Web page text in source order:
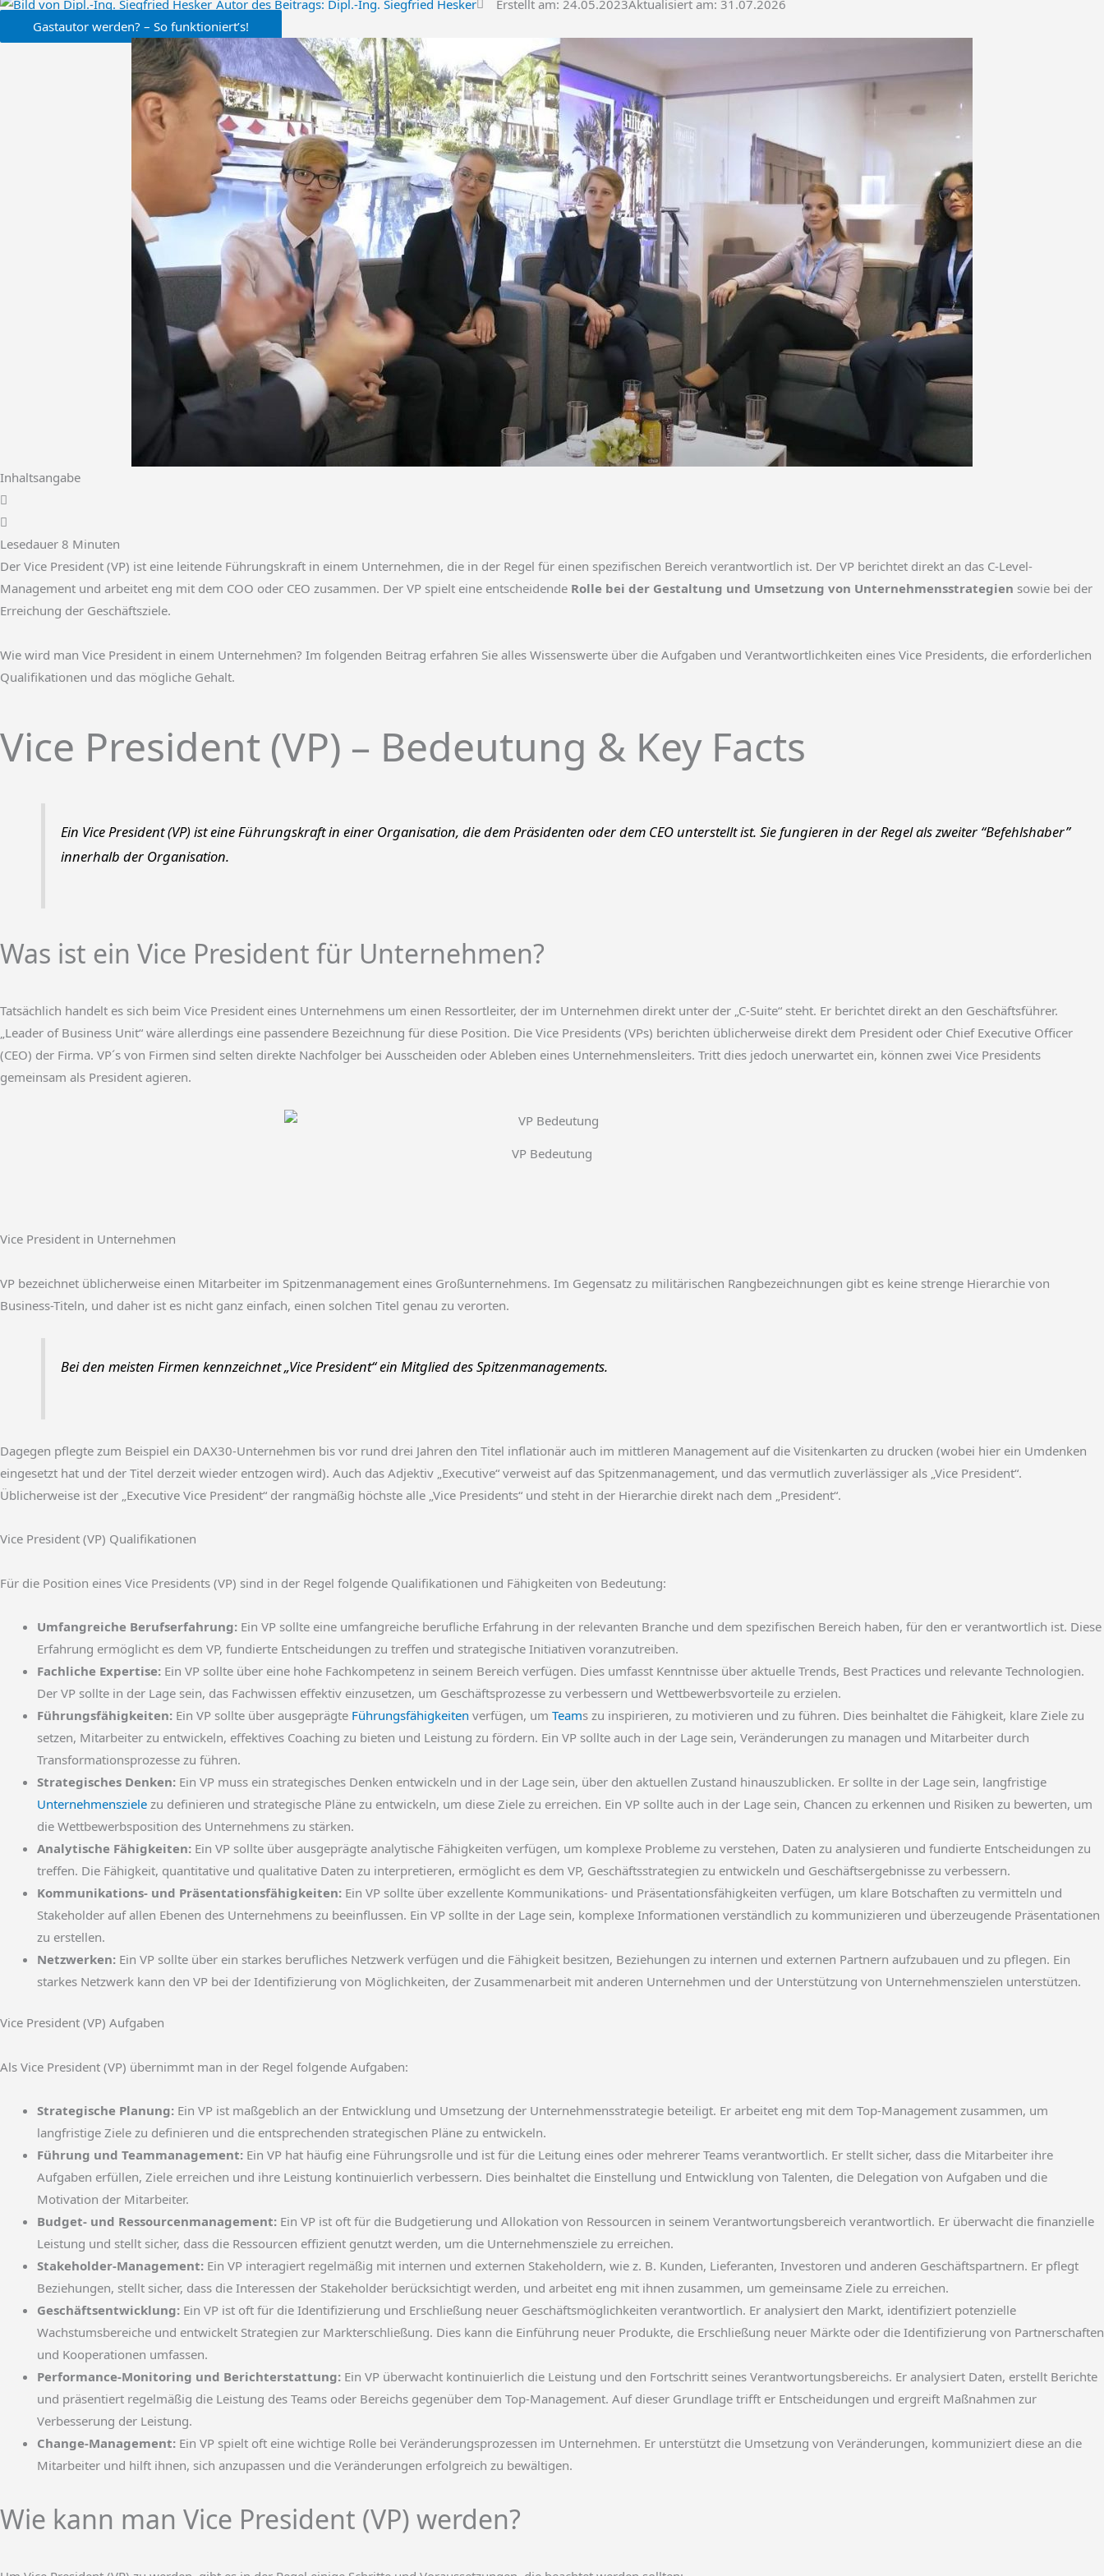
Autor des Beitrags: Dipl.-Ing. Siegfried Hesker Erstellt am: 24.05.2023Aktualisiert am: 31.07.2026
Gastautor werden? – So funktioniert’s!
Inhaltsangabe
Lesedauer 8 Minuten
Der Vice President (VP) ist eine leitende Führungskraft in einem Unternehmen, die in der Regel für einen spezifischen Bereich verantwortlich ist. Der VP berichtet direkt an das C-Level-
Management und arbeitet eng mit dem COO oder CEO zusammen. Der VP spielt eine entscheidende Rolle bei der Gestaltung und Umsetzung von Unternehmensstrategien sowie bei der
Erreichung der Geschäftsziele.
Wie wird man Vice President in einem Unternehmen? Im folgenden Beitrag erfahren Sie alles Wissenswerte über die Aufgaben und Verantwortlichkeiten eines Vice Presidents, die erforderlichen
Qualifikationen und das mögliche Gehalt.
Vice President (VP) – Bedeutung & Key Facts
Ein Vice President (VP) ist eine Führungskraft in einer Organisation, die dem Präsidenten oder dem CEO unterstellt ist. Sie fungieren in der Regel als zweiter “Befehlshaber”
innerhalb der Organisation.
Was ist ein Vice President für Unternehmen?
Tatsächlich handelt es sich beim Vice President eines Unternehmens um einen Ressortleiter, der im Unternehmen direkt unter der „C-Suite“ steht. Er berichtet direkt an den Geschäftsführer.
„Leader of Business Unit“ wäre allerdings eine passendere Bezeichnung für diese Position. Die Vice Presidents (VPs) berichten üblicherweise direkt dem President oder Chief Executive Officer
(CEO) der Firma. VP´s von Firmen sind selten direkte Nachfolger bei Ausscheiden oder Ableben eines Unternehmensleiters. Tritt dies jedoch unerwartet ein, können zwei Vice Presidents
gemeinsam als President agieren.
VP Bedeutung
Vice President in Unternehmen
VP bezeichnet üblicherweise einen Mitarbeiter im Spitzenmanagement eines Großunternehmens. Im Gegensatz zu militärischen Rangbezeichnungen gibt es keine strenge Hierarchie von
Business-Titeln, und daher ist es nicht ganz einfach, einen solchen Titel genau zu verorten.
Bei den meisten Firmen kennzeichnet „Vice President“ ein Mitglied des Spitzenmanagements.
Dagegen pflegte zum Beispiel ein DAX30-Unternehmen bis vor rund drei Jahren den Titel inflationär auch im mittleren Management auf die Visitenkarten zu drucken (wobei hier ein Umdenken
eingesetzt hat und der Titel derzeit wieder entzogen wird). Auch das Adjektiv „Executive“ verweist auf das Spitzenmanagement, und das vermutlich zuverlässiger als „Vice President“.
Üblicherweise ist der „Executive Vice President“ der rangmäßig höchste alle „Vice Presidents“ und steht in der Hierarchie direkt nach dem „President“.
Vice President (VP) Qualifikationen
Für die Position eines Vice Presidents (VP) sind in der Regel folgende Qualifikationen und Fähigkeiten von Bedeutung:
Umfangreiche Berufserfahrung: Ein VP sollte eine umfangreiche berufliche Erfahrung in der relevanten Branche und dem spezifischen Bereich haben, für den er verantwortlich ist. Diese
Erfahrung ermöglicht es dem VP, fundierte Entscheidungen zu treffen und strategische Initiativen voranzutreiben.
Fachliche Expertise: Ein VP sollte über eine hohe Fachkompetenz in seinem Bereich verfügen. Dies umfasst Kenntnisse über aktuelle Trends, Best Practices und relevante Technologien.
Der VP sollte in der Lage sein, das Fachwissen effektiv einzusetzen, um Geschäftsprozesse zu verbessern und Wettbewerbsvorteile zu erzielen.
Führungsfähigkeiten: Ein VP sollte über ausgeprägte Führungsfähigkeiten verfügen, um Teams zu inspirieren, zu motivieren und zu führen. Dies beinhaltet die Fähigkeit, klare Ziele zu
setzen, Mitarbeiter zu entwickeln, effektives Coaching zu bieten und Leistung zu fördern. Ein VP sollte auch in der Lage sein, Veränderungen zu managen und Mitarbeiter durch
Transformationsprozesse zu führen.
Strategisches Denken: Ein VP muss ein strategisches Denken entwickeln und in der Lage sein, über den aktuellen Zustand hinauszublicken. Er sollte in der Lage sein, langfristige
Unternehmensziele zu definieren und strategische Pläne zu entwickeln, um diese Ziele zu erreichen. Ein VP sollte auch in der Lage sein, Chancen zu erkennen und Risiken zu bewerten, um
die Wettbewerbsposition des Unternehmens zu stärken.
Analytische Fähigkeiten: Ein VP sollte über ausgeprägte analytische Fähigkeiten verfügen, um komplexe Probleme zu verstehen, Daten zu analysieren und fundierte Entscheidungen zu
treffen. Die Fähigkeit, quantitative und qualitative Daten zu interpretieren, ermöglicht es dem VP, Geschäftsstrategien zu entwickeln und Geschäftsergebnisse zu verbessern.
Kommunikations- und Präsentationsfähigkeiten: Ein VP sollte über exzellente Kommunikations- und Präsentationsfähigkeiten verfügen, um klare Botschaften zu vermitteln und
Stakeholder auf allen Ebenen des Unternehmens zu beeinflussen. Ein VP sollte in der Lage sein, komplexe Informationen verständlich zu kommunizieren und überzeugende Präsentationen
zu erstellen.
Netzwerken: Ein VP sollte über ein starkes berufliches Netzwerk verfügen und die Fähigkeit besitzen, Beziehungen zu internen und externen Partnern aufzubauen und zu pflegen. Ein
starkes Netzwerk kann den VP bei der Identifizierung von Möglichkeiten, der Zusammenarbeit mit anderen Unternehmen und der Unterstützung von Unternehmenszielen unterstützen.
Vice President (VP) Aufgaben
Als Vice President (VP) übernimmt man in der Regel folgende Aufgaben:
Strategische Planung: Ein VP ist maßgeblich an der Entwicklung und Umsetzung der Unternehmensstrategie beteiligt. Er arbeitet eng mit dem Top-Management zusammen, um
langfristige Ziele zu definieren und die entsprechenden strategischen Pläne zu entwickeln.
Führung und Teammanagement: Ein VP hat häufig eine Führungsrolle und ist für die Leitung eines oder mehrerer Teams verantwortlich. Er stellt sicher, dass die Mitarbeiter ihre
Aufgaben erfüllen, Ziele erreichen und ihre Leistung kontinuierlich verbessern. Dies beinhaltet die Einstellung und Entwicklung von Talenten, die Delegation von Aufgaben und die
Motivation der Mitarbeiter.
Budget- und Ressourcenmanagement: Ein VP ist oft für die Budgetierung und Allokation von Ressourcen in seinem Verantwortungsbereich verantwortlich. Er überwacht die finanzielle
Leistung und stellt sicher, dass die Ressourcen effizient genutzt werden, um die Unternehmensziele zu erreichen.
Stakeholder-Management: Ein VP interagiert regelmäßig mit internen und externen Stakeholdern, wie z. B. Kunden, Lieferanten, Investoren und anderen Geschäftspartnern. Er pflegt
Beziehungen, stellt sicher, dass die Interessen der Stakeholder berücksichtigt werden, und arbeitet eng mit ihnen zusammen, um gemeinsame Ziele zu erreichen.
Geschäftsentwicklung: Ein VP ist oft für die Identifizierung und Erschließung neuer Geschäftsmöglichkeiten verantwortlich. Er analysiert den Markt, identifiziert potenzielle
Wachstumsbereiche und entwickelt Strategien zur Markterschließung. Dies kann die Einführung neuer Produkte, die Erschließung neuer Märkte oder die Identifizierung von Partnerschaften
und Kooperationen umfassen.
Performance-Monitoring und Berichterstattung: Ein VP überwacht kontinuierlich die Leistung und den Fortschritt seines Verantwortungsbereichs. Er analysiert Daten, erstellt Berichte
und präsentiert regelmäßig die Leistung des Teams oder Bereichs gegenüber dem Top-Management. Auf dieser Grundlage trifft er Entscheidungen und ergreift Maßnahmen zur
Verbesserung der Leistung.
Change-Management: Ein VP spielt oft eine wichtige Rolle bei Veränderungsprozessen im Unternehmen. Er unterstützt die Umsetzung von Veränderungen, kommuniziert diese an die
Mitarbeiter und hilft ihnen, sich anzupassen und die Veränderungen erfolgreich zu bewältigen.
Wie kann man Vice President (VP) werden?